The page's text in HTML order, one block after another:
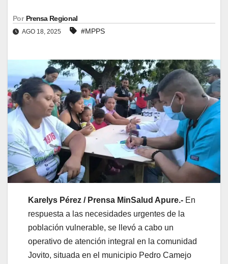
Por Prensa Regional
AGO 18, 2025 #MPPS
Karelys Pérez / Prensa MinSalud Apure.- En
respuesta a las necesidades urgentes de la
población vulnerable, se llevó a cabo un
operativo de atención integral en la comunidad
Jovito, situada en el municipio Pedro Camejo